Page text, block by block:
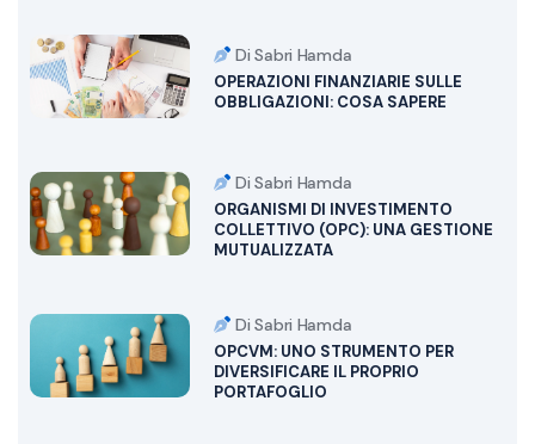
Di Sabri Hamda
OPERAZIONI FINANZIARIE SULLE
OBBLIGAZIONI: COSA SAPERE
Di Sabri Hamda
ORGANISMI DI INVESTIMENTO
COLLETTIVO (OPC): UNA GESTIONE
MUTUALIZZATA
Di Sabri Hamda
OPCVM: UNO STRUMENTO PER
DIVERSIFICARE IL PROPRIO
PORTAFOGLIO